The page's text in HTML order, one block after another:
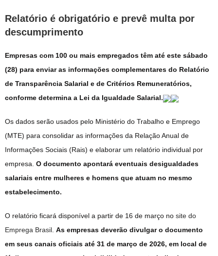
Relatório é obrigatório e prevê multa por
descumprimento
Empresas com 100 ou mais empregados têm até este sábado
(28) para enviar as informações complementares do Relatório
de Transparência Salarial e de Critérios Remuneratórios,
conforme determina a Lei da Igualdade Salarial.
Os dados serão usados pelo Ministério do Trabalho e Emprego
(MTE) para consolidar as informações da Relação Anual de
Informações Sociais (Rais) e elaborar um relatório individual por
empresa. O documento apontará eventuais desigualdades
salariais entre mulheres e homens que atuam no mesmo
estabelecimento.
O relatório ficará disponível a partir de 16 de março no site do
Emprega Brasil. As empresas deverão divulgar o documento
em seus canais oficiais até 31 de março de 2026, em local de